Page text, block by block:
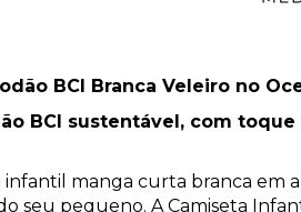
BCI Branca Veleiro no
BCI sustentável, com
manga curta branca em
seu pequeno. A Camiseta